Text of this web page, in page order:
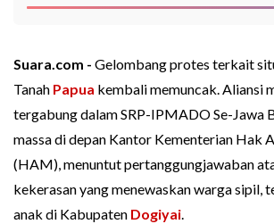
Suara.com - Gelombang protes terkait
Tanah Papua kembali memuncak. Aliansi
tergabung dalam SRP-IPMADO Se-Jawa
massa di depan Kantor Kementerian Hak
(HAM), menuntut pertanggungjawaban
kekerasan yang menewaskan warga sipil,
anak di Kabupaten Dogiyai.